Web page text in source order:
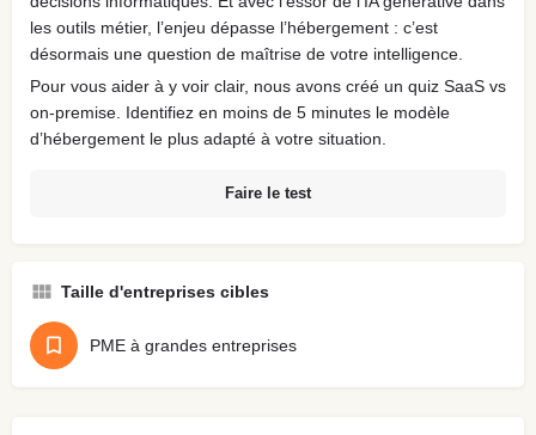
les outils métier, l’enjeu dépasse l’hébergement : c’est
désormais une question de maîtrise de votre intelligence.
Pour vous aider à y voir clair, nous avons créé un quiz SaaS vs
on-premise. Identifiez en moins de 5 minutes le modèle
d’hébergement le plus adapté à votre situation.
Faire le test
Taille d'entreprises cibles
PME à grandes entreprises